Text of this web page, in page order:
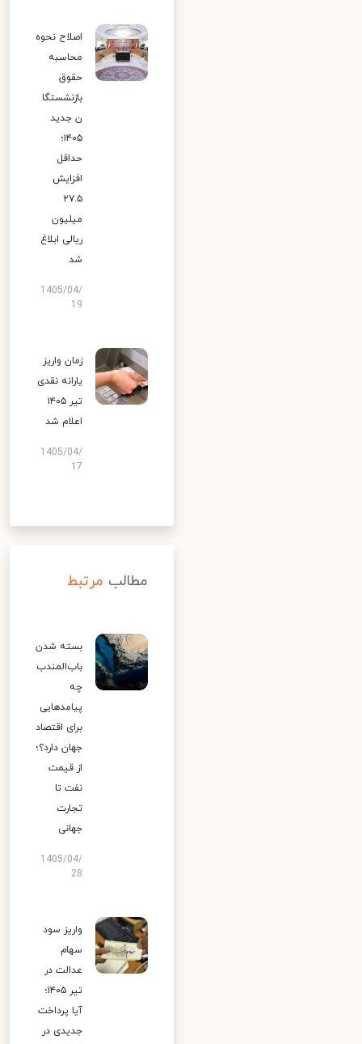
اصلاح نحوه
محاسبه
حقوق
بازنشستگا
ن جدید
۱۴۰۵؛
حداقل
افزایش
۲۷.۵
میلیون
ریالی ابلاغ
شد
1405/04/
19
زمان واریز
یارانه نقدی
تیر ۱۴۰۵
اعلام شد
1405/04/
17
مطالب مرتبط
بسته شدن
باب‌المندب
چه
پیامدهایی
برای اقتصاد
جهان دارد؟؛
از قیمت
نفت تا
تجارت
جهانی
1405/04/
28
واریز سود
سهام
عدالت در
تیر ۱۴۰۵؛
آیا پرداخت
جدیدی در